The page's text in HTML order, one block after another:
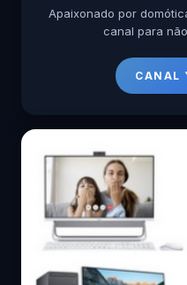
Apaixonado por
canal para
CANAL